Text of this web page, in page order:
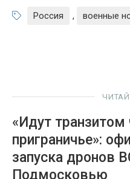
Россия , военные
«Идут транзитом
приграничье»:
запуска дронов
Подмосковью